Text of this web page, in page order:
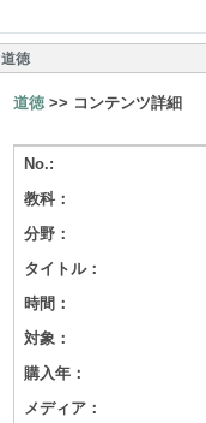
道徳
道徳>> コンテンツ詳細
No.:
教科：
分野：
タイトル：
時間：
対象：
購入年：
メディア：